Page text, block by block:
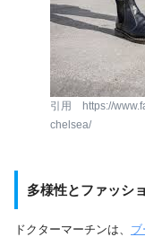
引用 https://
chelsea/
多様性とファッシ
ドクターマーチンは、 ブ